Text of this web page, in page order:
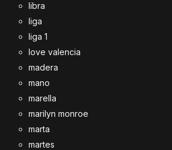
libra
liga
liga 1
love valencia
madera
mano
marella
marilyn monroe
marta
martes